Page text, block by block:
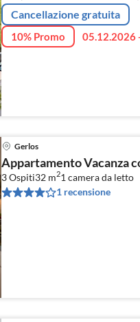
Cancellazione gratuita
10% Promo 05.12.2026
Gerlos
Appartamento Vacanza
3 Ospiti32 m21 camera da letto
1 recensione